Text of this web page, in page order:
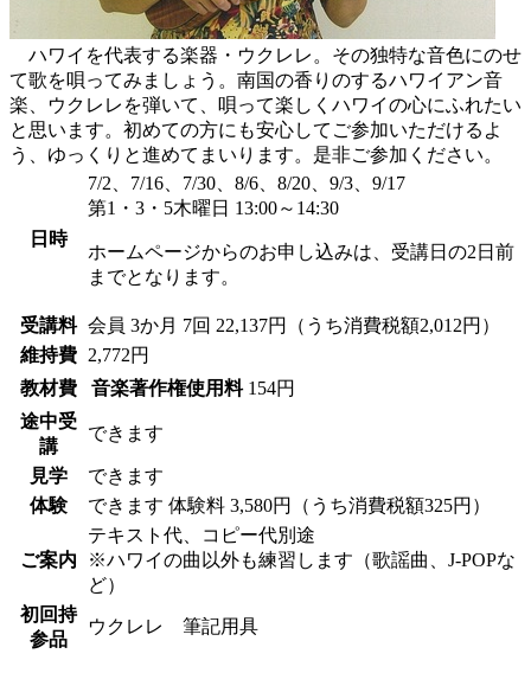
ハワイを代表する楽器・ウクレレ。その独特な音色にのせ
て歌を唄ってみましょう。南国の香りのするハワイアン音
楽、ウクレレを弾いて、唄って楽しくハワイの心にふれたい
と思います。初めての方にも安心してご参加いただけるよ
う、ゆっくりと進めてまいります。是非ご参加ください。
日時
7/2、7/16、7/30、8/6、8/20、9/3、9/17
第1・3・5木曜日 13:00～14:30
ホームページからのお申し込みは、受講日の2日前
までとなります。
受講料 会員 3か月 7回 22,137円（うち消費税額2,012円）
維持費
2,772円
教材費
音楽著作権使用料 154円
途中受
講
できます
見学
できます
体験
できます 体験料 3,580円（うち消費税額325円）
ご案内
テキスト代、コピー代別途
※ハワイの曲以外も練習します（歌謡曲、J-POPな
ど）
初回持
参品
ウクレレ 筆記用具